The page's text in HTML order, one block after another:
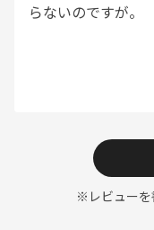
らないのですが。
※レビューを